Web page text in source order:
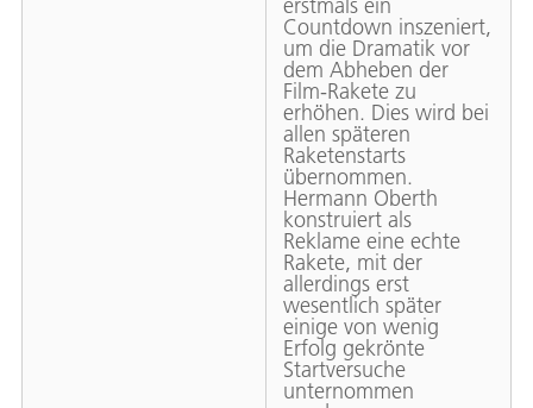
Countdown inszeniert,
um die Dramatik vor
dem Abheben der
Film-Rakete zu
erhöhen. Dies wird bei
allen späteren
Raketenstarts
übernommen.
Hermann Oberth
konstruiert als
Reklame eine echte
Rakete, mit der
allerdings erst
wesentlich später
einige von wenig
Erfolg gekrönte
Startversuche
unternommen